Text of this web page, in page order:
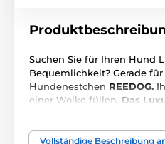
Suchen Sie für Ihren Hund
Bequemlichkeit? Gerade
Hundenestchen REEDOG.
einer Wolke füllen. Das
Angst zu haben, dass Ihr
Vollständige Beschreibung